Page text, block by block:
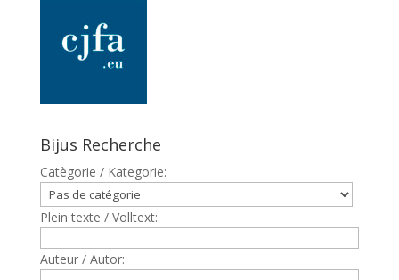
Bijus Recherche
Catègorie / Kategorie:
Plein texte / Volltext:
Auteur / Autor: